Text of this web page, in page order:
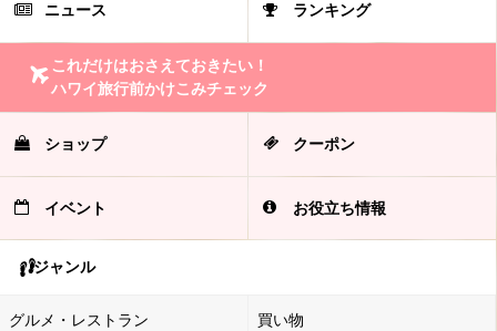
ニュース ランキング
これだけはおさえておきたい！
ハワイ旅行前かけこみチェック
ショップ クーポン
イベント お役立ち情報
ジャンル
グルメ・レストラン 買い物